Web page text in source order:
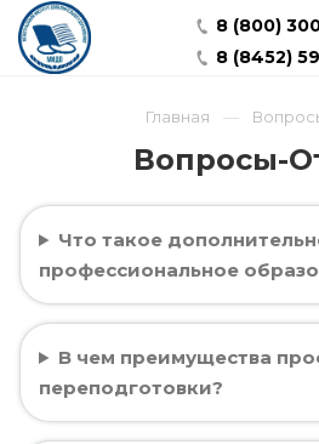
8 (800)
8 (8452)
Главная
Вопросы-
Что такое
профессиональное
В чем преимущества
переподготовки?